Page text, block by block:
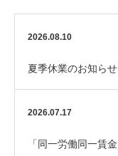
2026.08.10
夏季休業のお知らせ
2026.07.17
「同一労働同一賃